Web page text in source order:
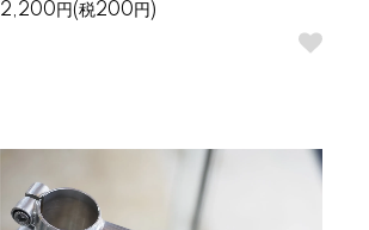
2,200円(税200円)